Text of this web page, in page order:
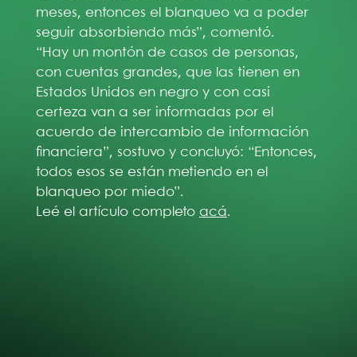
meses, entonces el blanqueo va a poder
seguir absorbiendo más”, comentó.
“Hay un montón de casos de personas,
con cuentas grandes, que las tienen en
Estados Unidos en negro y con casi
certeza van a ser informadas por el
acuerdo de intercambio de información
financiera”, sostuvo y concluyó: “Entonces,
todos esos se están metiendo en el
blanqueo por miedo”.
Leé el artículo completo acá.